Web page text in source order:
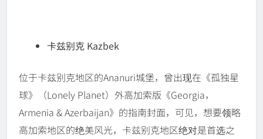
卡兹别克 Kazbek
位于卡兹别克地区的Ananuri城堡，曾出现在《孤独星
球》（Lonely Planet）外高加索版《Georgia，
Armenia & Azerbaijan》的指南封面，可见，想要领略
高加索地区的绝美风光，卡兹别克地区绝对是首选之